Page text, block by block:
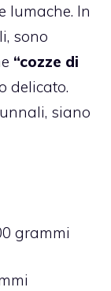
lumache. In
sono
“cozze di
delicato.
siano
grammi